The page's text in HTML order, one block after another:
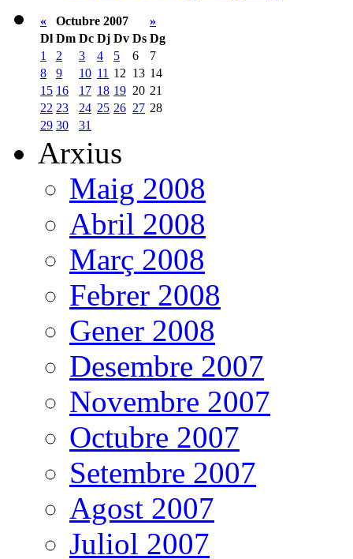
« Octubre 2007
»
Dl Dm Dc Dj Dv Ds Dg
1
2 3 4 5 6
7
8
9 10 11 12 13 14
15 16 17 18 19 20 21
22 23 24 25 26 27 28
29 30 31
Arxius
Maig 2008
Abril 2008
Març 2008
Febrer 2008
Gener 2008
Desembre 2007
Novembre 2007
Octubre 2007
Setembre 2007
Agost 2007
Juliol 2007